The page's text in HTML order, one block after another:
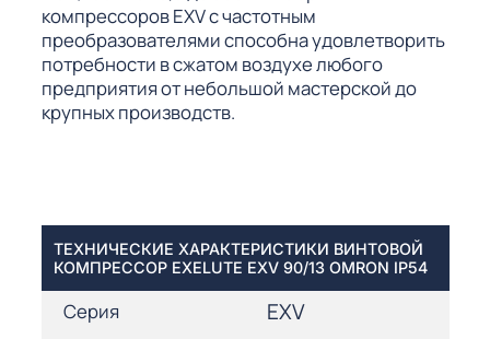
компрессоров EXV с частотным
преобразователями способна удовлетворить
потребности в сжатом воздухе любого
предприятия от небольшой мастерской до
крупных производств.
ТЕХНИЧЕСКИЕ ХАРАКТЕРИСТИКИ ВИНТОВОЙ
КОМПРЕССОР EXELUTE EXV 90/13 OMRON IP54
Серия EXV